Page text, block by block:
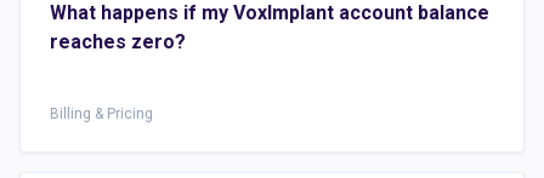
What happens if my VoxImplant account balance
reaches zero?
Billing & Pricing